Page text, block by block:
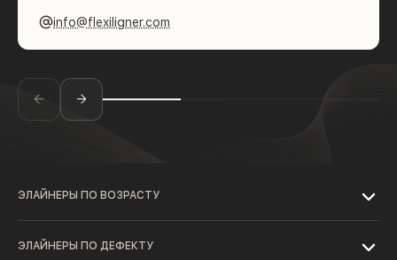
info@flexiligner.com
ЭЛАЙНЕРЫ ПО ВОЗРАСТУ
ЭЛАЙНЕРЫ ПО ДЕФЕКТУ